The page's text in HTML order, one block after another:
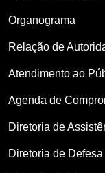
Organograma
Relação de
Atendimento ao
Agenda de
Diretoria de
Diretoria de